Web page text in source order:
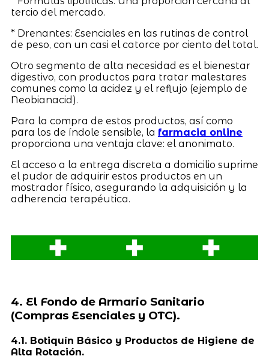
tercio del mercado.
* Drenantes: Esenciales en las rutinas de control
de peso, con un casi el catorce por ciento del total.
Otro segmento de alta necesidad es el bienestar
digestivo, con productos para tratar malestares
comunes como la acidez y el reflujo (ejemplo de
Neobianacid).
Para la compra de estos productos, así como
para los de índole sensible, la farmacia online
proporciona una ventaja clave: el anonimato.
El acceso a la entrega discreta a domicilio suprime
el pudor de adquirir estos productos en un
mostrador físico, asegurando la adquisición y la
adherencia terapéutica.
4. El Fondo de Armario Sanitario
(Compras Esenciales y OTC).
4.1. Botiquín Básico y Productos de Higiene de
Alta Rotación.